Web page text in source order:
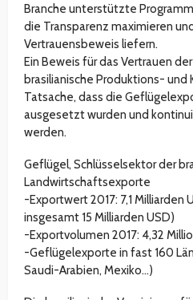
Branche unterstützte
die Transparenz maximieren
Vertrauensbeweis liefern.
Ein Beweis für das Vertrauen
brasilianische Produktions-
Tatsache, dass die
ausgesetzt wurden und
werden.
Geflügel, Schlüsselsektor der
Landwirtschaftsexporte
-Exportwert 2017: 7,1 Milliarden
insgesamt 15 Milliarden USD)
-Exportvolumen 2017: 4,32
-Geflügelexporte in fast 160
Saudi-Arabien, Mexiko…)